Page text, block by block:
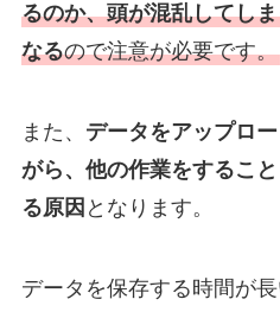
るのか、頭が混乱してし
なるので注意が必要です。
また、 データをアップロ
がら、他の作業をするこ
る原因 となります。
データを保存する時間が